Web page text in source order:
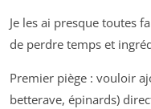
Je les ai presque toutes
de perdre temps et
Premier piège : vouloir
betterave, épinards)